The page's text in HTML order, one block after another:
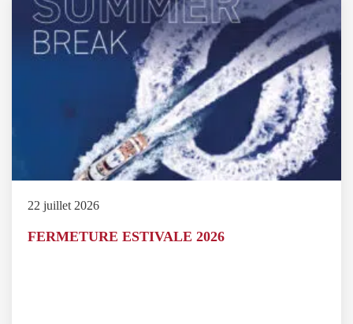
22 juillet 2026
FERMETURE ESTIVALE 2026